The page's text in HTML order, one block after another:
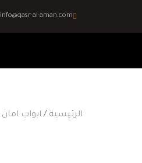
info@qasr-al-aman.com
الرئيسية / ابواب امان HPL